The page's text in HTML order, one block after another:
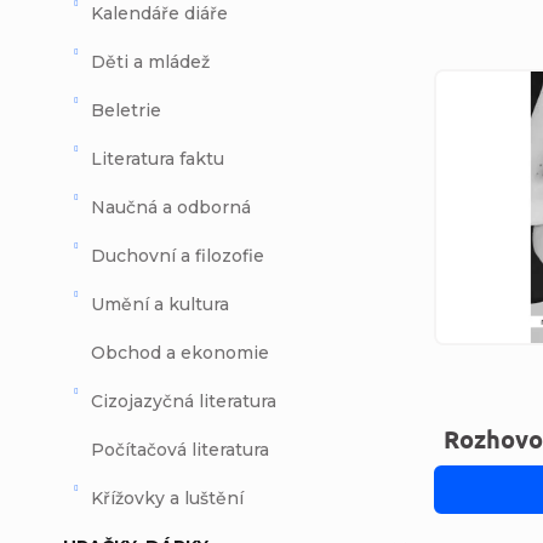
Kalendáře diáře
Děti a mládež
Beletrie
Literatura faktu
Naučná a odborná
Duchovní a filozofie
Umění a kultura
Obchod a ekonomie
Cizojazyčná literatura
Počítačová literatura
Křížovky a luštění